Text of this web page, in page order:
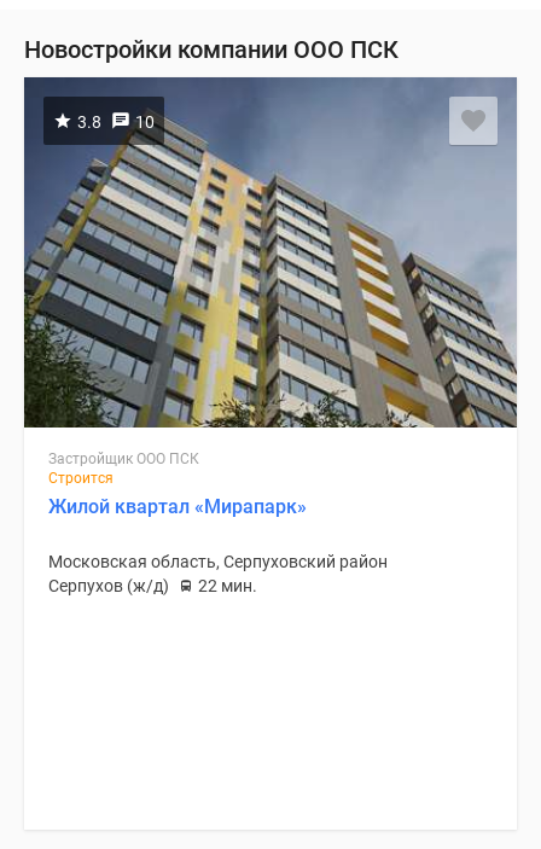
Новостройки компании ООО ПСК
3.8 10
Застройщик ООО ПСК
Строится
Жилой квартал «Мирапарк»
Московская область, Серпуховский район
Серпухов (ж/д)
22 мин.